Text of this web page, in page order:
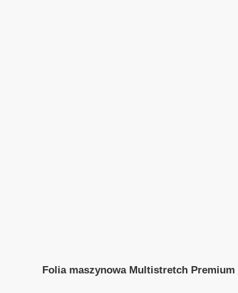
Folia maszynowa Multistretch Premium